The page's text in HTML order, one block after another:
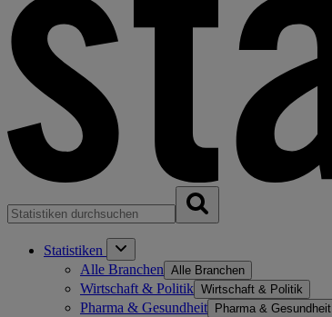
Statistiken
Alle Branchen Alle Branchen
Wirtschaft & Politik Wirtschaft & Politik
Pharma & Gesundheit Pharma & Gesundheit